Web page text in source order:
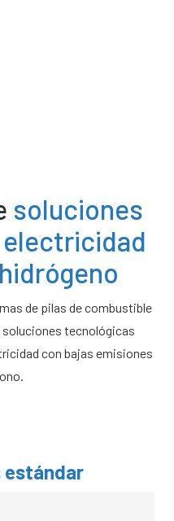
soluciones
de pilas de combustible
soluciones tecnológicas
con bajas emisiones